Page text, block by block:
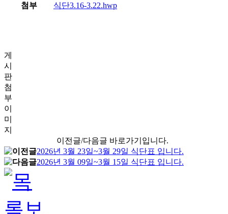
첨부 식단3.16-3.22.hwp
게
시
판
첨
부
이
미
지
이전글/다음글 바로가기입니다.
2026년 3월 23일~3월 29일 식단표 입니다.
2026년 3월 09일~3월 15일 식단표 입니다.